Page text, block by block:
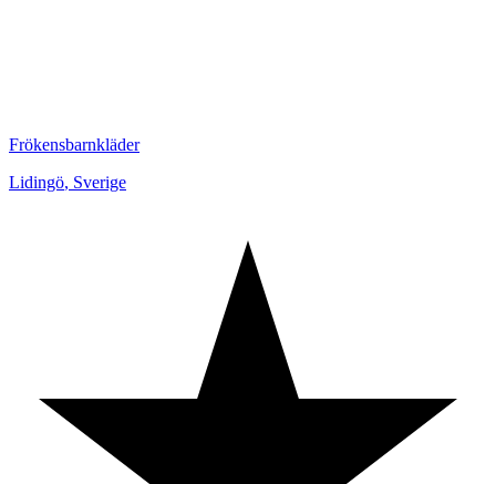
Frökensbarnkläder
Lidingö, Sverige